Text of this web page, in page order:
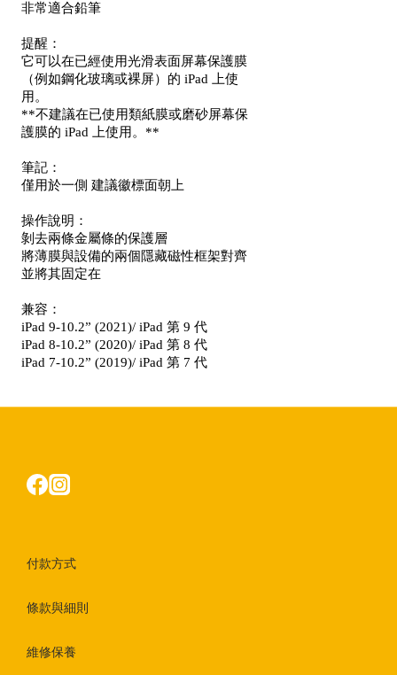
非常適合鉛筆
提醒：
它可以在已經使用光滑表面屏幕保護膜
（例如鋼化玻璃或裸屏）的 iPad 上使
用。
**不建議在已使用類紙膜或磨砂屏幕保
護膜的 iPad 上使用。**
筆記：
僅用於一側 建議徽標面朝上
操作說明：
剝去兩條金屬條的保護層
將薄膜與設備的兩個隱藏磁性框架對齊
並將其固定在
兼容：
iPad 9-10.2” (2021)/ iPad 第 9 代
iPad 8-10.2” (2020)/ iPad 第 8 代
iPad 7-10.2” (2019)/ iPad 第 7 代
付款方式
條款與細則
維修保養